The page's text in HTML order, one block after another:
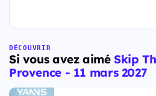
DÉCOUVRIR
Si vous avez aiméSkip
Provence - 11 mars 2027